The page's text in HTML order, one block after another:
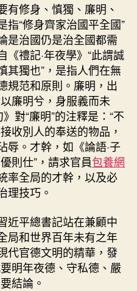
有修身、慎獨、廉明、
“修身齊家治國平全國”
是治國仍是治全國都需
禮記·年夜學》“此謂誠
其獨也”，是指人們在無
規范和原則。廉明，出
廉明兮，身服義而未
對“廉明”的注釋是：“不
收別人的奉送的物品，
辱。才幹，如《論語·子
則仕”，請求官員包養網
率全局的才幹，以及必
理技巧。
近平總書記站在兼顧中
局和世界百年未有之年
代官德文明的精華，發
明年夜德、守私德、嚴
結論。